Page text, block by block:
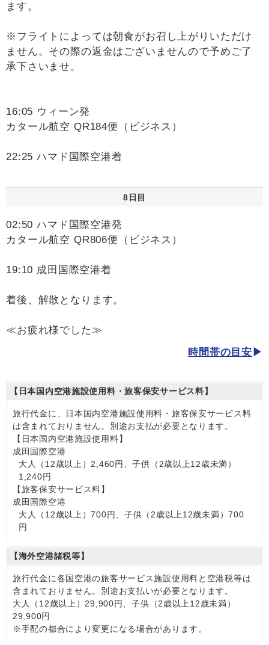
ます。
※フライトによっては朝食がお召し上がりいただけ
ません。その際の返金はございませんので予めご了
承下さいませ。
16:05 ウィーン発
カタール航空 QR184便（ビジネス）
22:25 ハマド国際空港着
8日目
02:50 ハマド国際空港発
カタール航空 QR806便（ビジネス）
19:10 成田国際空港着
着後、解散となります。
≪お疲れ様でした≫
時間帯の目安
【日本国内空港施設使用料・旅客保安サービス料】
旅行代金に、日本国内空港施設使用料・旅客保安サービス料
は含まれておりません。別途お支払が必要となります。
【日本国内空港施設使用料】
成田国際空港
大人（12歳以上）2,460円、子供（2歳以上12歳未満）
1,240円
【旅客保安サービス料】
成田国際空港
大人（12歳以上）700円、子供（2歳以上12歳未満）700
円
【海外空港諸税等】
旅行代金に各国空港の旅客サービス施設使用料と空港税等は
含まれておりません。別途お支払いが必要となります。
大人（12歳以上）29,900円、子供（2歳以上12歳未満）
29,900円
※手配の都合により変更になる場合があります。